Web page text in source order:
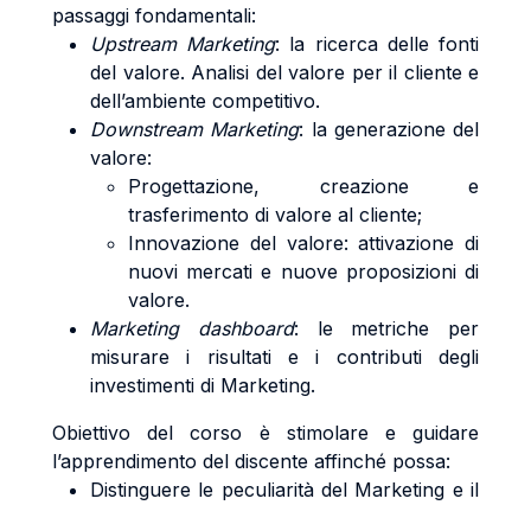
passaggi fondamentali:
Upstream Marketing: la ricerca delle fonti
del valore. Analisi del valore per il cliente e
dell’ambiente competitivo.
Downstream Marketing: la generazione del
valore:
Progettazione, creazione e
trasferimento di valore al cliente;
Innovazione del valore: attivazione di
nuovi mercati e nuove proposizioni di
valore.
Marketing dashboard: le metriche per
misurare i risultati e i contributi degli
investimenti di Marketing.
Obiettivo del corso è stimolare e guidare
l’apprendimento del discente affinché possa:
Distinguere le peculiarità del Marketing e il